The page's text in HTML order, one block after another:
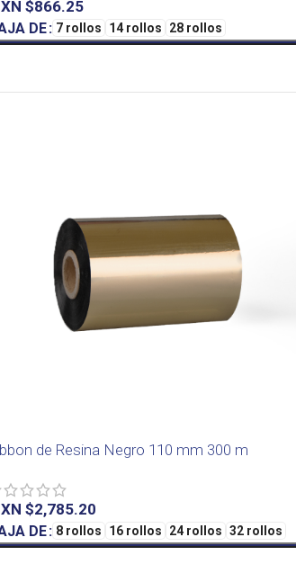
$
DE 7 rollos 14 rollos 28 rollos
de Resina Negro 110 mm 300 m
$
DE 8 rollos 16 rollos 24 rollos 32 rollos